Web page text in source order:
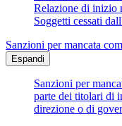
Relazione di inizio
Soggetti cessati
Sanzioni per mancata
Espandi
Sanzioni per
parte dei titolari di
direzione o di